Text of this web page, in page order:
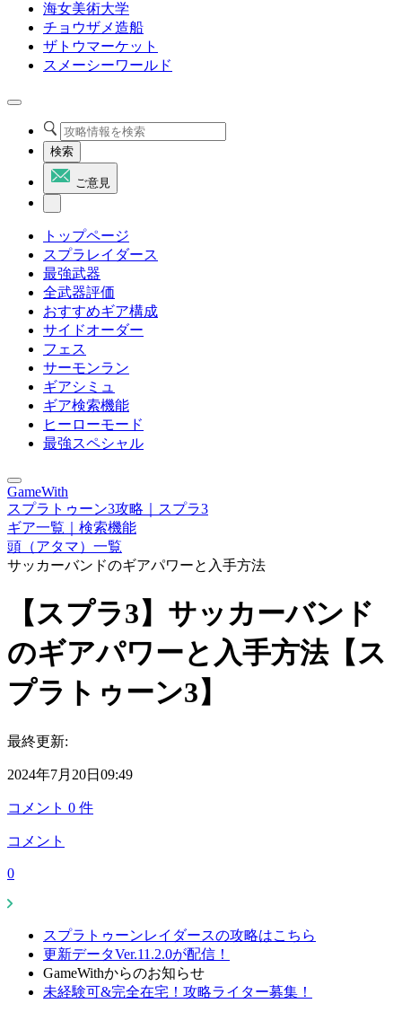
海女美術大学
チョウザメ造船
ザトウマーケット
スメーシーワールド
検索
ご意見
トップページ
スプラレイダース
最強武器
全武器評価
おすすめギア構成
サイドオーダー
フェス
サーモンラン
ギアシミュ
ギア検索機能
ヒーローモード
最強スペシャル
GameWith
スプラトゥーン3攻略｜スプラ3
ギア一覧｜検索機能
頭（アタマ）一覧
サッカーバンドのギアパワーと入手方法
【スプラ3】サッカーバンド
のギアパワーと入手方法【ス
プラトゥーン3】
最終更新:
2024年7月20日09:49
コメント 0 件
コメント
0
スプラトゥーンレイダースの攻略はこちら
更新データVer.11.2.0が配信！
GameWithからのお知らせ
未経験可&完全在宅！攻略ライター募集！